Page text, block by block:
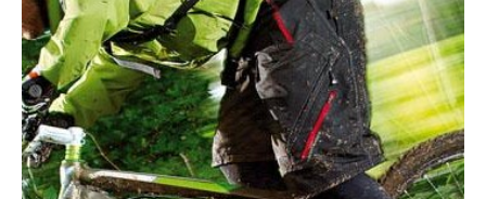
Actualités
Technologies
Tests de produits
Conseils
Tendances